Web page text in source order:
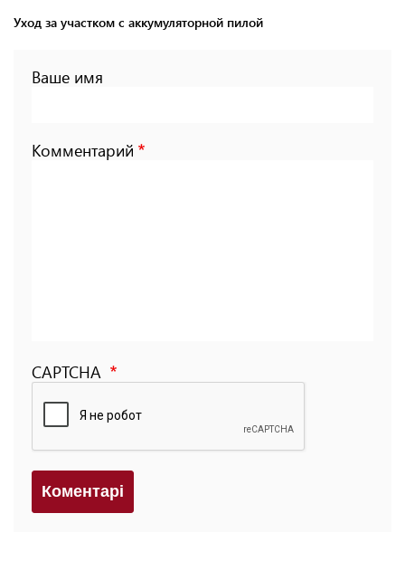
Уход за участком с аккумуляторной пилой
Ваше имя
Комментарий
CAPTCHA
Коментарi